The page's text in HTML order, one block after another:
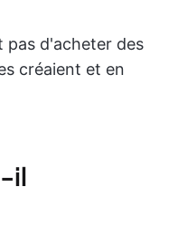
pas d'acheter des
créaient et en
il